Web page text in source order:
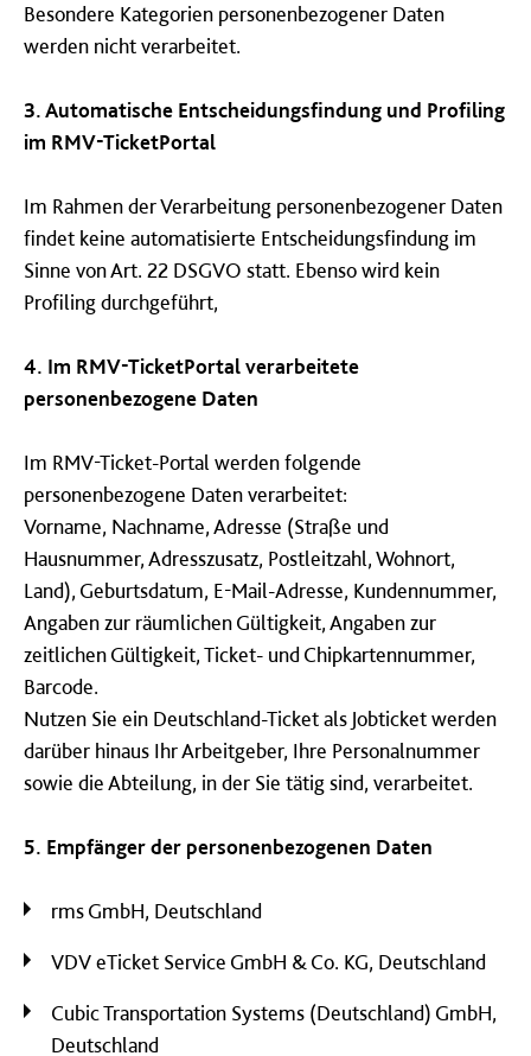
Besondere Kategorien personenbezogener Daten
werden nicht verarbeitet.
3. Automatische Entscheidungsfindung und Profiling
im RMV-TicketPortal
Im Rahmen der Verarbeitung personenbezogener Daten
findet keine automatisierte Entscheidungsfindung im
Sinne von Art. 22 DSGVO statt. Ebenso wird kein
Profiling durchgeführt,
4. Im RMV-TicketPortal verarbeitete
personenbezogene Daten
Im RMV-Ticket-Portal werden folgende
personenbezogene Daten verarbeitet:
Vorname, Nachname, Adresse (Straße und
Hausnummer, Adresszusatz, Postleitzahl, Wohnort,
Land), Geburtsdatum, E-Mail-Adresse, Kundennummer,
Angaben zur räumlichen Gültigkeit, Angaben zur
zeitlichen Gültigkeit, Ticket- und Chipkartennummer,
Barcode.
Nutzen Sie ein Deutschland-Ticket als Jobticket werden
darüber hinaus Ihr Arbeitgeber, Ihre Personalnummer
sowie die Abteilung, in der Sie tätig sind, verarbeitet.
5. Empfänger der personenbezogenen Daten
rms GmbH, Deutschland
VDV eTicket Service GmbH & Co. KG, Deutschland
Cubic Transportation Systems (Deutschland) GmbH,
Deutschland